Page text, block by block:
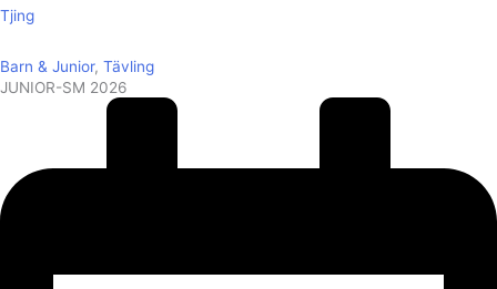
Tjing
Barn & Junior, Tävling
JUNIOR-SM 2026